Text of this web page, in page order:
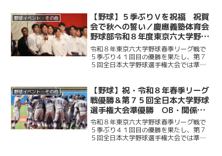
（商４・慶應）が相手打線に得点を許
し、２点を追う展開に。そ...
野球イベント・その他
【野球】５季ぶりＶを祝福 祝賀
会で秋への誓い／慶應義塾体育会
野球部令和８年度東京六大学野球
春季リーグ戦優勝 祝賀会～前編
～
令和８年東京六大学野球春季リーグ戦で
５季ぶり４１回目の優勝を果たし、第７
５回全日本大学野球選手権大会では準優
人が集まり、選手たちの健闘をたたえ
た。前編では、堀井監督の挨...
野球イベント・その他
【野球】祝・令和８年春季リーグ
戦優勝＆第７５回全日本大学野球
選手権大会準優勝 OB・関係者
からのお祝いメッセージ
令和８年東京六大学野球春季リーグ戦で
５季ぶり４１回目の優勝を果たし、第７
５回全日本大学野球選手権大会では準優